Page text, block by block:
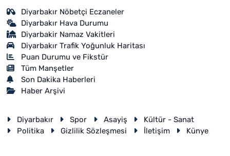
Diyarbakır Nöbetçi Eczaneler
Diyarbakır Hava Durumu
Diyarbakir Namaz Vakitleri
Diyarbakır Trafik Yoğunluk Haritası
Puan Durumu ve Fikstür
Tüm Manşetler
Son Dakika Haberleri
Haber Arşivi
Diyarbakır Spor Asayiş
Kültür - Sanat
Politika
Gizlilik Sözleşmesi İletişim Künye